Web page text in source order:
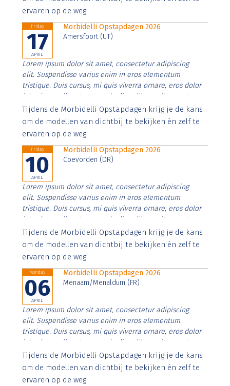
ervaren op de weg.
Friday
17
APRIL
Morbidelli Opstapdagen 2026
Amersfoort (UT)
Lorem ipsum dolor sit amet, consectetur adipiscing
elit. Suspendisse varius enim in eros elementum
tristique. Duis cursus, mi quis viverra ornare, eros dolor
interdum nulla, ut commodo diam libero vitae erat.
Aenean faucibus nibh et justo cursus id rutrum lorem
imperdiet. Nunc ut sem vitae risus tristique posuere.
Tijdens de Morbidelli Opstapdagen krijg je de kans
om de modellen van dichtbij te bekijken én zelf te
ervaren op de weg
Friday
10
APRIL
Morbidelli Opstapdagen 2026
Coevorden (DR)
Lorem ipsum dolor sit amet, consectetur adipiscing
elit. Suspendisse varius enim in eros elementum
tristique. Duis cursus, mi quis viverra ornare, eros dolor
interdum nulla, ut commodo diam libero vitae erat.
Aenean faucibus nibh et justo cursus id rutrum lorem
imperdiet. Nunc ut sem vitae risus tristique posuere.
Tijdens de Morbidelli Opstapdagen krijg je de kans
om de modellen van dichtbij te bekijken én zelf te
ervaren op de weg
Monday
06
APRIL
Morbidelli Opstapdagen 2026
Menaam/Menaldum (FR)
Lorem ipsum dolor sit amet, consectetur adipiscing
elit. Suspendisse varius enim in eros elementum
tristique. Duis cursus, mi quis viverra ornare, eros dolor
interdum nulla, ut commodo diam libero vitae erat.
Aenean faucibus nibh et justo cursus id rutrum lorem
imperdiet. Nunc ut sem vitae risus tristique posuere.
Tijdens de Morbidelli Opstapdagen krijg je de kans
om de modellen van dichtbij te bekijken én zelf te
ervaren op de weg.